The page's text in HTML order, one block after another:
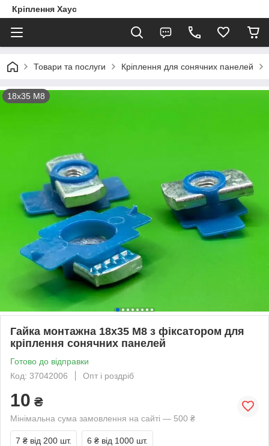
Кріплення Хаус
Товари та послуги Кріплення для сонячних панелей
18х35 М8
Гайка монтажна 18х35 М8 з фіксатором для
кріплення сонячних панелей
Готово до відправки
Код: 37042006
Опт і роздріб
10 ₴
Мінімальна сума замовлення на сайті — 500 ₴
7 ₴ від 200 шт. 6 ₴ від 1000 шт.